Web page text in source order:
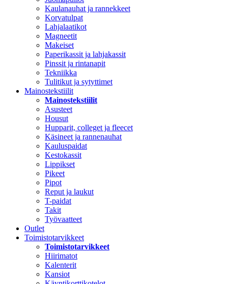
Kaulanauhat ja rannekkeet
Korvatulpat
Lahjalaatikot
Magneetit
Makeiset
Paperikassit ja lahjakassit
Pinssit ja rintanapit
Tekniikka
Tulitikut ja sytyttimet
Mainostekstiilit
Mainostekstiilit
Asusteet
Housut
Hupparit, colleget ja fleecet
Käsineet ja rannenauhat
Kauluspaidat
Kestokassit
Lippikset
Pikeet
Pipot
Reput ja laukut
T-paidat
Takit
Työvaatteet
Outlet
Toimistotarvikkeet
Toimistotarvikkeet
Hiirimatot
Kalenterit
Kansiot